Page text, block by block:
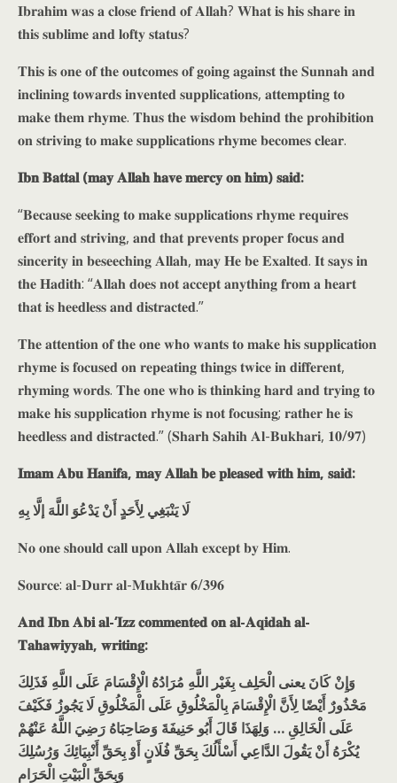
𝐈𝐛𝐫𝐚𝐡𝐢𝐦 𝐰𝐚𝐬 𝐚 𝐜𝐥𝐨𝐬𝐞 𝐟𝐫𝐢𝐞𝐧𝐝 𝐨𝐟 𝐀𝐥𝐥𝐚𝐡? 𝐖𝐡𝐚𝐭 𝐢𝐬 𝐡𝐢𝐬 𝐬𝐡𝐚𝐫𝐞 𝐢𝐧
𝐭𝐡𝐢𝐬 𝐬𝐮𝐛𝐥𝐢𝐦𝐞 𝐚𝐧𝐝 𝐥𝐨𝐟𝐭𝐲 𝐬𝐭𝐚𝐭𝐮𝐬?
𝐓𝐡𝐢𝐬 𝐢𝐬 𝐨𝐧𝐞 𝐨𝐟 𝐭𝐡𝐞 𝐨𝐮𝐭𝐜𝐨𝐦𝐞𝐬 𝐨𝐟 𝐠𝐨𝐢𝐧𝐠 𝐚𝐠𝐚𝐢𝐧𝐬𝐭 𝐭𝐡𝐞 𝐒𝐮𝐧𝐧𝐚𝐡 𝐚𝐧𝐝
𝐢𝐧𝐜𝐥𝐢𝐧𝐢𝐧𝐠 𝐭𝐨𝐰𝐚𝐫𝐝𝐬 𝐢𝐧𝐯𝐞𝐧𝐭𝐞𝐝 𝐬𝐮𝐩𝐩𝐥𝐢𝐜𝐚𝐭𝐢𝐨𝐧𝐬, 𝐚𝐭𝐭𝐞𝐦𝐩𝐭𝐢𝐧𝐠 𝐭𝐨
𝐦𝐚𝐤𝐞 𝐭𝐡𝐞𝐦 𝐫𝐡𝐲𝐦𝐞. 𝐓𝐡𝐮𝐬 𝐭𝐡𝐞 𝐰𝐢𝐬𝐝𝐨𝐦 𝐛𝐞𝐡𝐢𝐧𝐝 𝐭𝐡𝐞 𝐩𝐫𝐨𝐡𝐢𝐛𝐢𝐭𝐢𝐨𝐧
𝐨𝐧 𝐬𝐭𝐫𝐢𝐯𝐢𝐧𝐠 𝐭𝐨 𝐦𝐚𝐤𝐞 𝐬𝐮𝐩𝐩𝐥𝐢𝐜𝐚𝐭𝐢𝐨𝐧𝐬 𝐫𝐡𝐲𝐦𝐞 𝐛𝐞𝐜𝐨𝐦𝐞𝐬 𝐜𝐥𝐞𝐚𝐫.
𝐈𝐛𝐧 𝐁𝐚𝐭𝐭𝐚𝐥 (𝐦𝐚𝐲 𝐀𝐥𝐥𝐚𝐡 𝐡𝐚𝐯𝐞 𝐦𝐞𝐫𝐜𝐲 𝐨𝐧 𝐡𝐢𝐦) 𝐬𝐚𝐢𝐝:
“𝐁𝐞𝐜𝐚𝐮𝐬𝐞 𝐬𝐞𝐞𝐤𝐢𝐧𝐠 𝐭𝐨 𝐦𝐚𝐤𝐞 𝐬𝐮𝐩𝐩𝐥𝐢𝐜𝐚𝐭𝐢𝐨𝐧𝐬 𝐫𝐡𝐲𝐦𝐞 𝐫𝐞𝐪𝐮𝐢𝐫𝐞𝐬
𝐞𝐟𝐟𝐨𝐫𝐭 𝐚𝐧𝐝 𝐬𝐭𝐫𝐢𝐯𝐢𝐧𝐠, 𝐚𝐧𝐝 𝐭𝐡𝐚𝐭 𝐩𝐫𝐞𝐯𝐞𝐧𝐭𝐬 𝐩𝐫𝐨𝐩𝐞𝐫 𝐟𝐨𝐜𝐮𝐬 𝐚𝐧𝐝
𝐬𝐢𝐧𝐜𝐞𝐫𝐢𝐭𝐲 𝐢𝐧 𝐛𝐞𝐬𝐞𝐞𝐜𝐡𝐢𝐧𝐠 𝐀𝐥𝐥𝐚𝐡, 𝐦𝐚𝐲 𝐇𝐞 𝐛𝐞 𝐄𝐱𝐚𝐥𝐭𝐞𝐝. 𝐈𝐭 𝐬𝐚𝐲𝐬 𝐢𝐧
𝐭𝐡𝐞 𝐇𝐚𝐝𝐢𝐭𝐡: “𝐀𝐥𝐥𝐚𝐡 𝐝𝐨𝐞𝐬 𝐧𝐨𝐭 𝐚𝐜𝐜𝐞𝐩𝐭 𝐚𝐧𝐲𝐭𝐡𝐢𝐧𝐠 𝐟𝐫𝐨𝐦 𝐚 𝐡𝐞𝐚𝐫𝐭
𝐭𝐡𝐚𝐭 𝐢𝐬 𝐡𝐞𝐞𝐝𝐥𝐞𝐬𝐬 𝐚𝐧𝐝 𝐝𝐢𝐬𝐭𝐫𝐚𝐜𝐭𝐞𝐝.”
𝐓𝐡𝐞 𝐚𝐭𝐭𝐞𝐧𝐭𝐢𝐨𝐧 𝐨𝐟 𝐭𝐡𝐞 𝐨𝐧𝐞 𝐰𝐡𝐨 𝐰𝐚𝐧𝐭𝐬 𝐭𝐨 𝐦𝐚𝐤𝐞 𝐡𝐢𝐬 𝐬𝐮𝐩𝐩𝐥𝐢𝐜𝐚𝐭𝐢𝐨𝐧
𝐫𝐡𝐲𝐦𝐞 𝐢𝐬 𝐟𝐨𝐜𝐮𝐬𝐞𝐝 𝐨𝐧 𝐫𝐞𝐩𝐞𝐚𝐭𝐢𝐧𝐠 𝐭𝐡𝐢𝐧𝐠𝐬 𝐭𝐰𝐢𝐜𝐞 𝐢𝐧 𝐝𝐢𝐟𝐟𝐞𝐫𝐞𝐧𝐭,
𝐫𝐡𝐲𝐦𝐢𝐧𝐠 𝐰𝐨𝐫𝐝𝐬. 𝐓𝐡𝐞 𝐨𝐧𝐞 𝐰𝐡𝐨 𝐢𝐬 𝐭𝐡𝐢𝐧𝐤𝐢𝐧𝐠 𝐡𝐚𝐫𝐝 𝐚𝐧𝐝 𝐭𝐫𝐲𝐢𝐧𝐠 𝐭𝐨
𝐦𝐚𝐤𝐞 𝐡𝐢𝐬 𝐬𝐮𝐩𝐩𝐥𝐢𝐜𝐚𝐭𝐢𝐨𝐧 𝐫𝐡𝐲𝐦𝐞 𝐢𝐬 𝐧𝐨𝐭 𝐟𝐨𝐜𝐮𝐬𝐢𝐧𝐠; 𝐫𝐚𝐭𝐡𝐞𝐫 𝐡𝐞 𝐢𝐬
𝐡𝐞𝐞𝐝𝐥𝐞𝐬𝐬 𝐚𝐧𝐝 𝐝𝐢𝐬𝐭𝐫𝐚𝐜𝐭𝐞𝐝.” (𝐒𝐡𝐚𝐫𝐡 𝐒𝐚𝐡𝐢𝐡 𝐀𝐥-𝐁𝐮𝐤𝐡𝐚𝐫𝐢, 𝟏𝟎/𝟗𝟕)
𝐈𝐦𝐚𝐦 𝐀𝐛𝐮 𝐇𝐚𝐧𝐢𝐟𝐚, 𝐦𝐚𝐲 𝐀𝐥𝐥𝐚𝐡 𝐛𝐞 𝐩𝐥𝐞𝐚𝐬𝐞𝐝 𝐰𝐢𝐭𝐡 𝐡𝐢𝐦, 𝐬𝐚𝐢𝐝:
لَا يَنْبَغِي لِأَحَدٍ أَنْ يَدْعُوَ اللَّهَ إلَّا بِهِ
𝐍𝐨 𝐨𝐧𝐞 𝐬𝐡𝐨𝐮𝐥𝐝 𝐜𝐚𝐥𝐥 𝐮𝐩𝐨𝐧 𝐀𝐥𝐥𝐚𝐡 𝐞𝐱𝐜𝐞𝐩𝐭 𝐛𝐲 𝐇𝐢𝐦.
𝐒𝐨𝐮𝐫𝐜𝐞: 𝐚𝐥-𝐃𝐮𝐫𝐫 𝐚𝐥-𝐌𝐮𝐤𝐡𝐭𝐚̄𝐫 𝟔/𝟑𝟗𝟔
𝐀𝐧𝐝 𝐈𝐛𝐧 𝐀𝐛𝐢 𝐚𝐥-‘𝐈𝐳𝐳 𝐜𝐨𝐦𝐦𝐞𝐧𝐭𝐞𝐝 𝐨𝐧 𝐚𝐥-𝐀𝐪𝐢𝐝𝐚𝐡 𝐚𝐥-
𝐓𝐚𝐡𝐚𝐰𝐢𝐲𝐲𝐚𝐡, 𝐰𝐫𝐢𝐭𝐢𝐧𝐠:
وَإِنْ كَانَ يعنى الْحَلِف بِغَيْر اللَّهِ مُرَادُهُ الْإِقْسَامَ عَلَى اللَّهِ فَذَلِكَ
مَحْذُورٌ أَيْضًا لِأَنَّ الْإِقْسَامَ بِالْمَخْلُوقِ عَلَى الْمَخْلُوقِ لَا يَجُوزُ فَكَيْفَ
عَلَى الْخَالِقِ … وَلِهَذَا قَالَ أَبُو حَنِيفَةَ وَصَاحِبَاهُ رَضِيَ اللَّهُ عَنْهُمْ
يُكْرَهُ أَنْ يَقُولَ الدَّاعِي أَسْأَلُكَ بِحَقِّ فُلَانٍ أَوْ بِحَقِّ أَنْبِيَائِكَ وَرُسُلِكَ
وَبِحَقِّ الْبَيْتِ الْحَرَامِ